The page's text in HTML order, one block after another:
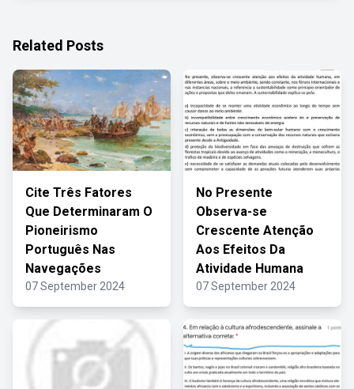
Related Posts
Cite Três Fatores
Que Determinaram O
Pioneirismo
Português Nas
Navegações
07 September 2024
No Presente
Observa-se
Crescente Atenção
Aos Efeitos Da
Atividade Humana
07 September 2024